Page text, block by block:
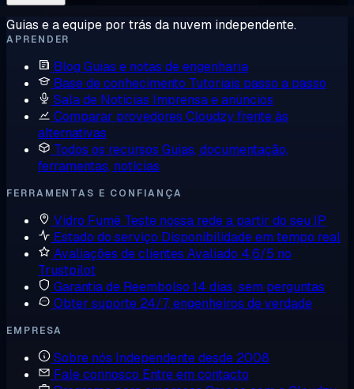
Guias e a equipe por trás da nuvem independente.
APRENDER
Blog Guias e notas de engenharia
Base de conhecimento Tutoriais passo a passo
Sala de Notícias Imprensa e anúncios
Comparar provedores Cloudzy frente às
alternativas
Todos os recursos Guias, documentação,
ferramentas, notícias
FERRAMENTAS E CONFIANÇA
Vidro Fumê Teste nossa rede a partir do seu IP
Estado do serviço Disponibilidade em tempo real
Avaliações de clientes Avaliado 4,6/5 no
Trustpilot
Garantia de Reembolso 14 dias, sem perguntas
Obter suporte 24/7, engenheiros de verdade
EMPRESA
Sobre nós Independente desde 2008
Fale connosco Entre em contacto